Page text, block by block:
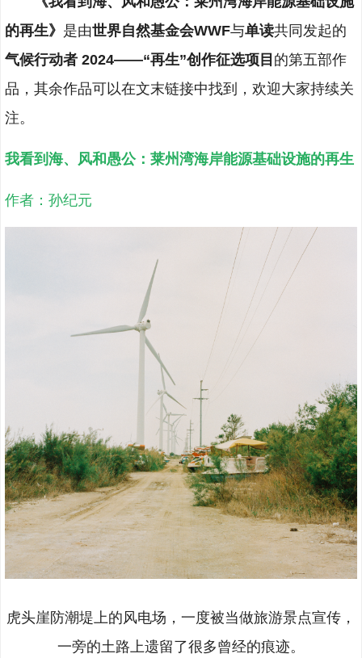
的再生》 是由世界自然基金会WWF与单读共同发起的
气候行动者 2024——“再生”创作征选项目 的第五部作
品，其余作品可以在文末链接中找到，欢迎大家持续关
注。
我看到海、风和愚公：莱州湾海岸能源基础设施的再生
作者：孙纪元
虎头崖防潮堤上的风电场，一度被当做旅游景点宣传，
一旁的土路上遗留了很多曾经的痕迹。